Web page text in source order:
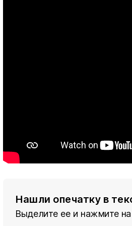
Нашли опечатку в
Выделите ее и нажмите на